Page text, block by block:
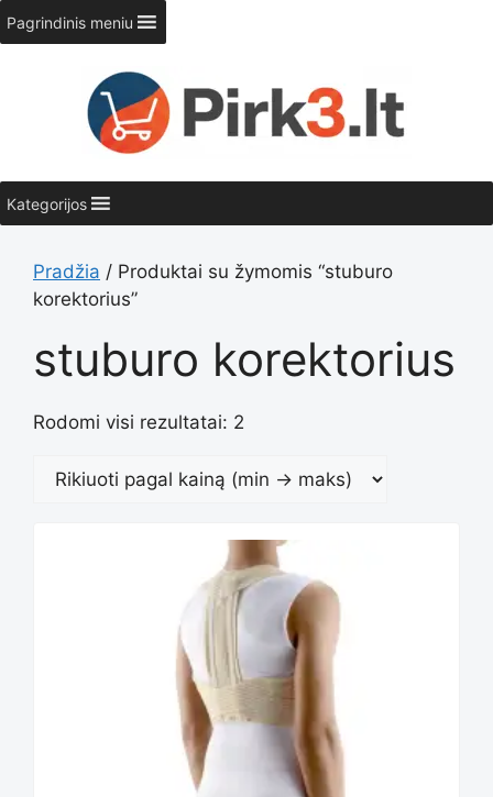
Pereiti
prie
turinio
Pagrindinis meniu
Kategorijos
Pradžia / Produktai su žymomis “stuburo
korektorius”
stuburo korektorius
Rodomi visi rezultatai: 2
pagal
kainą:
nuo
mažos